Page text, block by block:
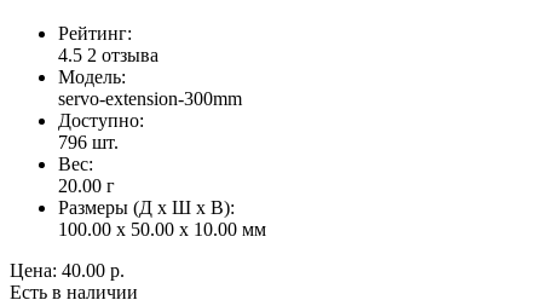
Рейтинг:
4.5 2 отзыва
Модель:
servo-extension-300mm
Доступно:
796 шт.
Вес:
20.00 г
Размеры (Д x Ш x В):
100.00 x 50.00 x 10.00 мм
Цена: 40.00 р.
Есть в наличии